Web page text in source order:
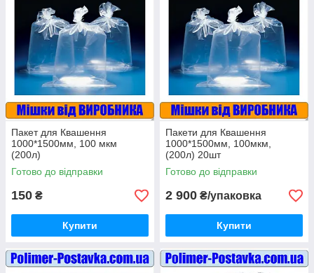
Пакет для Квашення
1000*1500мм, 100 мкм
(200л)
Готово до відправки
150 ₴
Купити
Пакети для Квашення
1000*1500мм, 100мкм,
(200л) 20шт
Готово до відправки
2 900 ₴/упаковка
Купити